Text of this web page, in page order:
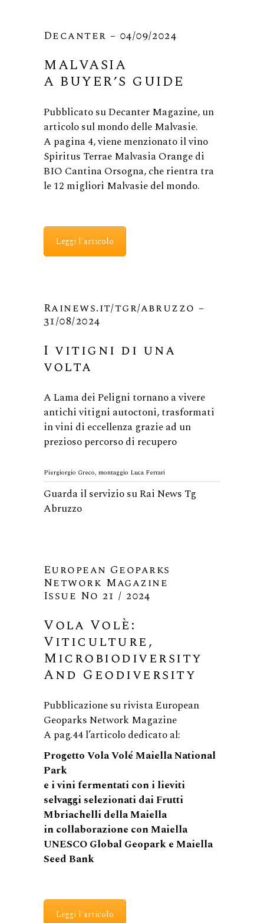
Decanter – 04/09/2024
MALVASIA
A BUYER’S GUIDE
Pubblicato su Decanter Magazine, un
articolo sul mondo delle Malvasie.
A pagina 4, viene menzionato il vino
Spiritus Terrae Malvasia Orange di
BIO Cantina Orsogna, che rientra tra
le 12 migliori Malvasie del mondo.
Leggi l'articolo
Rainews.it/tgr/abruzzo –
31/08/2024
I vitigni di una
volta
A Lama dei Peligni tornano a vivere
antichi vitigni autoctoni, trasformati
in vini di eccellenza grazie ad un
prezioso percorso di recupero
Piergiorgio Greco, montaggio Luca Ferrari
Guarda il servizio su Rai News Tg
Abruzzo
European Geoparks
Network Magazine
Issue No 21 / 2024
Vola Volè:
Viticulture,
Microbiodiversity
And Geodiversity
Pubblicazione su rivista European
Geoparks Network Magazine
A pag.44 l’articolo dedicato al:
Progetto Vola Volé Maiella National
Park
e i vini fermentati con i lieviti
selvaggi selezionati dai Frutti
Mbriachelli della Maiella
in collaborazione con Maiella
UNESCO Global Geopark e Maiella
Seed Bank
Leggi l'articolo